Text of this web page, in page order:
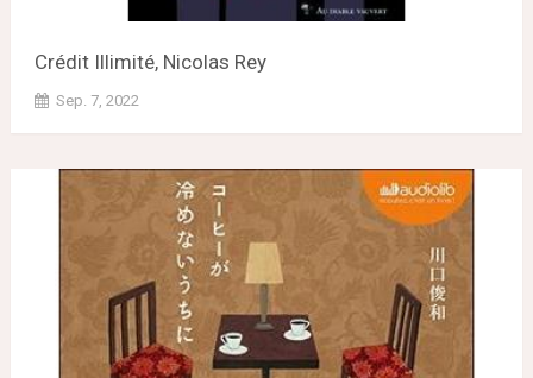
Crédit Illimité, Nicolas Rey
Sep. 7, 2022